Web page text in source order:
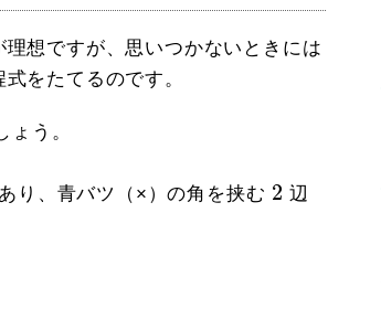
想ですが、思いつかないときには
をたてるのです。
ょう。
り、青バツ（×）の角を挟む 2
2 辺